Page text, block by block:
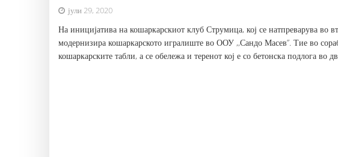
јули 29, 2020
На иницијатива на кошаркарскиот клуб Струмица, кој се натпреварува во
модернизира кошаркарското игралиште во ООУ ,,Сандо Масев”. Тие во
кошаркарските табли, а се обележа и теренот кој е со бетонска подлога во